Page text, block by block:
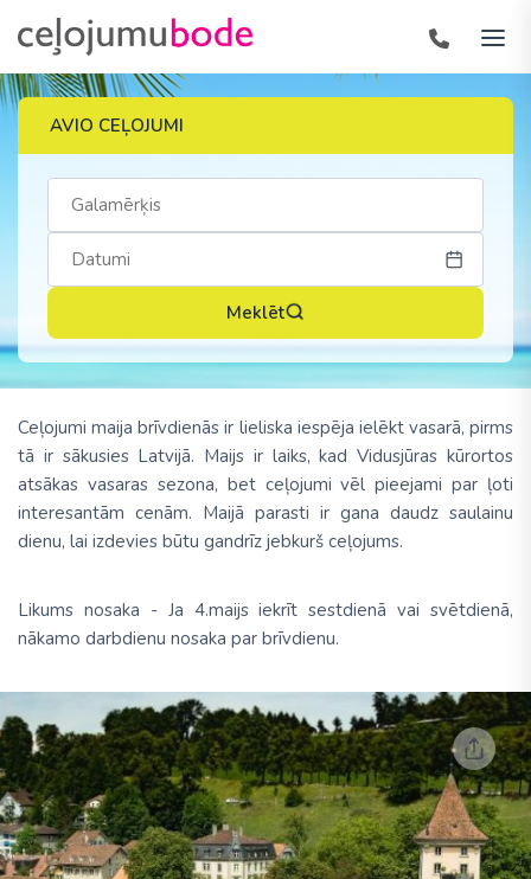
AVIO CEĻOJUMI
Meklēt
Ceļojumi maija brīvdienās ir lieliska iespēja ielēkt vasarā, pirms
tā ir sākusies Latvijā. Maijs ir laiks, kad Vidusjūras kūrortos
atsākas vasaras sezona, bet ceļojumi vēl pieejami par ļoti
interesantām cenām. Maijā parasti ir gana daudz saulainu
dienu, lai izdevies būtu gandrīz jebkurš ceļojums.
Likums nosaka - Ja 4.maijs iekrīt sestdienā vai svētdienā,
nākamo darbdienu nosaka par brīvdienu.